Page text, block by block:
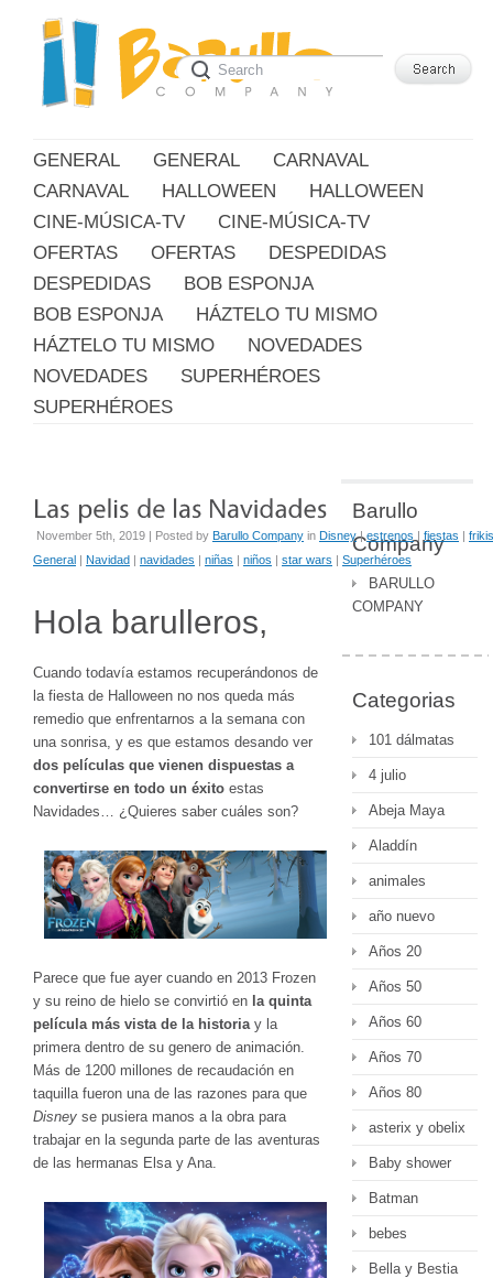
GENERAL GENERAL
CARNAVAL
CARNAVAL
HALLOWEEN
HALLOWEEN
CINE-MÚSICA-TV
CINE-MÚSICA-TV
OFERTAS
OFERTAS
DESPEDIDAS
DESPEDIDAS
BOB ESPONJA
BOB ESPONJA
HÁZTELO TU MISMO
HÁZTELO TU MISMO
NOVEDADES
NOVEDADES
SUPERHÉROES
SUPERHÉROES
November 5th, 2019 | Posted by Barullo Company in Disney|estrenos | fiestas | frikis
General | Navidad | navidades | niñas | niños | star wars | Superhéroes
Hola barulleros,
Cuando todavía estamos recuperándonos de
la fiesta de Halloween no nos queda más
remedio que enfrentarnos a la semana con
una sonrisa, y es que estamos desando ver
dos películas que vienen dispuestas a
convertirse en todo un éxito estas
Navidades… ¿Quieres saber cuáles son?
Parece que fue ayer cuando en 2013 Frozen
y su reino de hielo se convirtió en la quinta
película más vista de la historia y la
primera dentro de su genero de animación.
Más de 1200 millones de recaudación en
taquilla fueron una de las razones para que
Disney se pusiera manos a la obra para
trabajar en la segunda parte de las aventuras
de las hermanas Elsa y Ana.
Barullo
Company
BARULLO
COMPANY
Categorias
101 dálmatas
4 julio
Abeja Maya
Aladdín
animales
año nuevo
Años 20
Años 50
Años 60
Años 70
Años 80
asterix y obelix
Baby shower
Batman
bebes
Bella y Bestia